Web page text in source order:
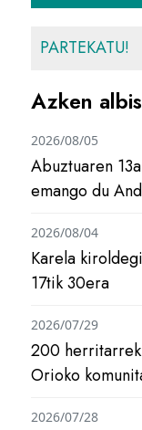
PARTEKATU!
Azken
Abuztuaren
emango du
2026/08/05
Karela
17tik 30era
2026/08/04
200
Orioko
2026/07/29
2026/07/28